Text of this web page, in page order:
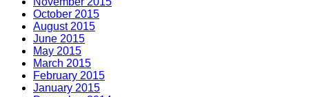
October 2015
August 2015
June 2015
May 2015
March 2015
February 2015
January 2015